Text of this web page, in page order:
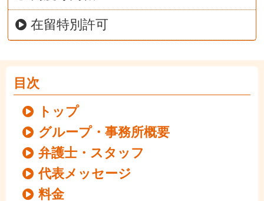
在留特別許可
目次
トップ
グループ・事務所概要
弁護士・スタッフ
代表メッセージ
料金